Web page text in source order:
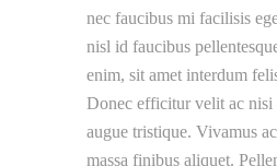
nec faucibus mi facilisis
nisl id faucibus
enim, sit amet interdum
Donec efficitur velit ac nisi
augue tristique. Vivamus
massa finibus aliquet.